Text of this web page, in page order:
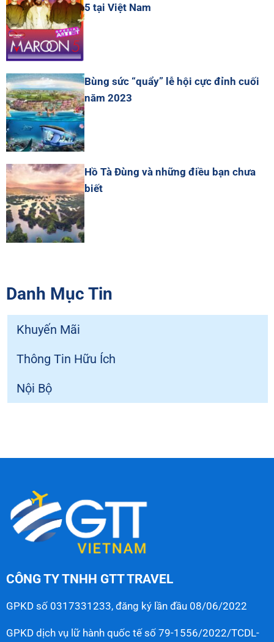
5 tại Việt Nam
Bùng sức “quẩy” lễ hội cực đỉnh cuối
năm 2023
Hồ Tà Đùng và những điều bạn chưa
biết
Danh Mục Tin
Khuyến Mãi
Thông Tin Hữu Ích
Nội Bộ
CÔNG TY TNHH GTT TRAVEL
GPKD số 0317331233, đăng ký lần đầu 08/06/2022
GPKD dịch vụ lữ hành quốc tế số 79-1556/2022/TCDL-